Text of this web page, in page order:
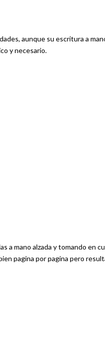
aunque su escritura a
y necesario.
a mano alzada y tomando en
pagina por pagina pero